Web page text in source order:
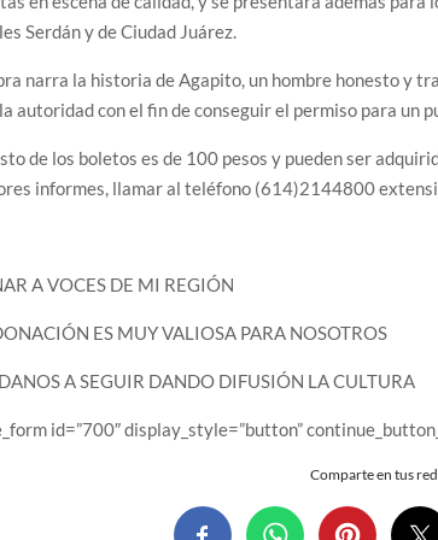
Serdán y de Ciudad Juárez.
narra la historia de Agapito, un hombre honesto y
autoridad con el fin de conseguir el permiso para un
de los boletos es de 100 pesos y pueden ser
informes, llamar al teléfono (614)2144800
A VOCES DE MI REGIÓN
ES MUY VALIOSA PARA NOSOTROS
A SEGUIR DANDO DIFUSIÓN LA CULTURA
id=”700″ display_style=”button”
Comparte en tus